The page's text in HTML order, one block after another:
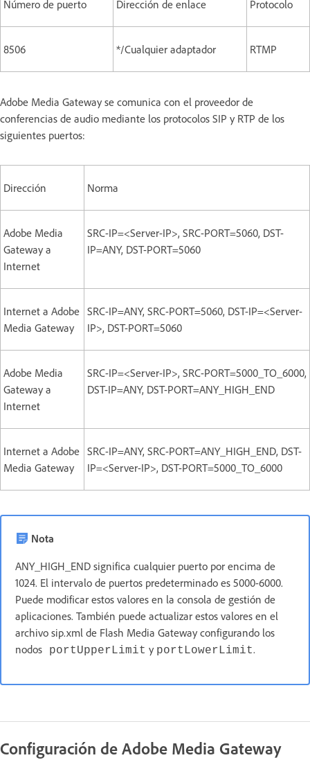
Número de puerto Dirección de enlace Protocolo
8506 */Cualquier adaptador RTMP
Adobe Media Gateway se comunica con el proveedor de
conferencias de audio mediante los protocolos SIP y RTP de los
siguientes puertos:
Dirección Norma
Adobe Media
Gateway a
Internet
SRC-IP=<Server-IP>, SRC-PORT=5060, DST-
IP=ANY, DST-PORT=5060
Internet a Adobe
Media Gateway
SRC-IP=ANY, SRC-PORT=5060, DST-IP=<Server-
IP>, DST-PORT=5060
Adobe Media
Gateway a
Internet
SRC-IP=<Server-IP>, SRC-PORT=5000_TO_6000,
DST-IP=ANY, DST-PORT=ANY_HIGH_END
Internet a Adobe
Media Gateway
SRC-IP=ANY, SRC-PORT=ANY_HIGH_END, DST-
IP=<Server-IP>, DST-PORT=5000_TO_6000
Nota
ANY_HIGH_END significa cualquier puerto por encima de
1024. El intervalo de puertos predeterminado es 5000-6000.
Puede modificar estos valores en la consola de gestión de
aplicaciones. También puede actualizar estos valores en el
archivo sip.xml de Flash Media Gateway configurando los
nodos portUpperLimit y portLowerLimit.
Configuración de Adobe Media Gateway